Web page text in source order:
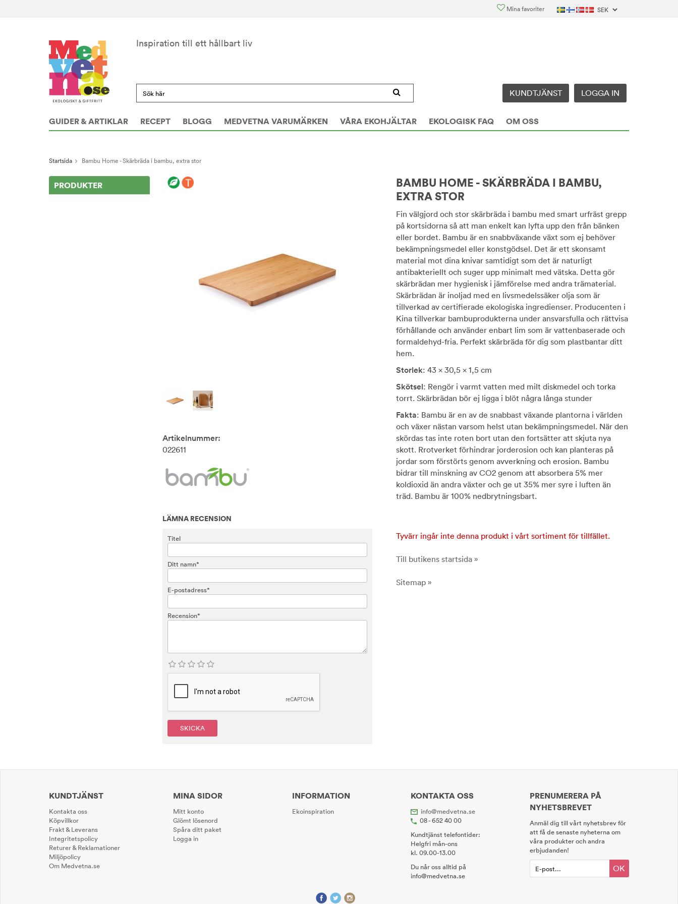
Mina favoriter
Inspiration till ett hållbart liv
KUNDTJÄNST LOGGA IN
GUIDER & ARTIKLAR RECEPT BLOGG MEDVETNA VARUMÄRKEN VÅRA EKOHJÄLTAR EKOLOGISK FAQ OM OSS
Startsida Bambu Home - Skärbräda i bambu, extra stor
PRODUKTER
BAMBU HOME - SKÄRBRÄDA I BAMBU,
EXTRA STOR
Fin välgjord och stor skärbräda i bambu med smart urfräst grepp
på kortsidorna så att man enkelt kan lyfta upp den från bänken
eller bordet. Bambu är en snabbväxande växt som ej behöver
bekämpningsmedel eller konstgödsel. Det är ett skonsamt
material mot dina knivar samtidigt som det är naturligt
antibakteriellt och suger upp minimalt med vätska. Detta gör
skärbrädan mer hygienisk i jämförelse med andra trämaterial.
Skärbrädan är inoljad med en livsmedelssäker olja som är
tillverkad av certifierade ekologiska ingredienser. Producenten i
Kina tillverkar bambuprodukterna under ansvarsfulla och rättvisa
förhållande och använder enbart lim som är vattenbaserade och
formaldehyd-fria. Perfekt skärbräda för dig som plastbantar ditt
hem.
Storlek: 43 x 30,5 x 1,5 cm
Skötsel: Rengör i varmt vatten med milt diskmedel och torka
torrt. Skärbrädan bör ej ligga i blöt några långa stunder
Fakta: Bambu är en av de snabbast växande plantorna i världen
och växer nästan varsom helst utan bekämpningsmedel. När den
skördas tas inte roten bort utan den fortsätter att skjuta nya
skott. Rrotverket förhindrar jorderosion och kan planteras på
jordar som förstörts genom avverkning och erosion. Bambu
bidrar till minskning av CO2 genom att absorbera 5% mer
koldioxid än andra växter och ge ut 35% mer syre i luften än
träd. Bambu är 100% nedbrytningsbart.
Tyvärr ingår inte denna produkt i vårt sortiment för tillfället.
Till butikens startsida »
Sitemap »
Artikelnummer:
022611
LÄMNA RECENSION
Titel
Ditt namn*
E-postadress*
Recension*
SKICKA
KUNDTJÄNST
Kontakta oss
Köpvillkor
Frakt & Leverans
Integritetspolicy
Returer & Reklamationer
Miljöpolicy
Om Medvetna.se
MINA SIDOR
Mitt konto
Glömt lösenord
Spåra ditt paket
Logga in
INFORMATION
Ekoinspiration
KONTAKTA OSS
info@medvetna.se
08 - 652 40 00
Kundtjänst telefontider:
Helgfri mån-ons
kl. 09.00-13.00
Du når oss alltid på
info@medvetna.se
PRENUMERERA PÅ
NYHETSBREVET
Anmäl dig till vårt nyhetsbrev för
att få de senaste nyheterna om
våra produkter och andra
erbjudanden!
OK